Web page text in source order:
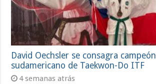
David Oechsler se consagra campeón
sudamericano de Taekwon-Do ITF
4 semanas atrás